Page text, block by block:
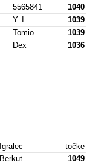
5565841
1040
Y. I.
1039
Tomio
1039
Dex 1036
Igralec
točke
Berkut
1049